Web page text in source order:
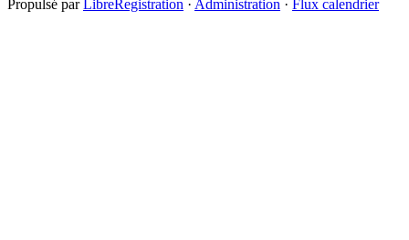
Propulsé parLibreRegistration · Administration · Flux calendrier